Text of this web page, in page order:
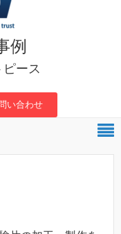
例
ース
い合わせ